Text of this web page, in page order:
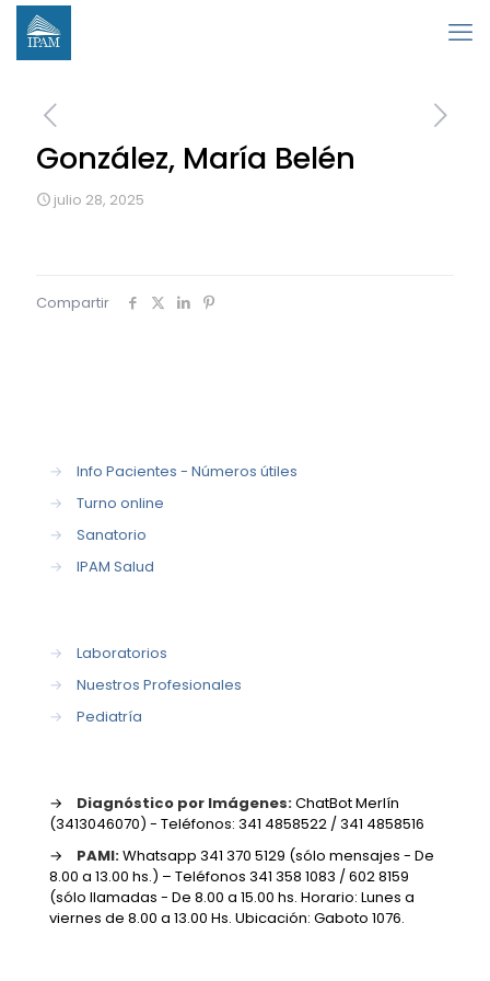
González, María Belén
julio 28, 2025
Compartir
→
Info Pacientes - Números útiles
→
Turno online
→
Sanatorio
→
IPAM Salud
→
Laboratorios
→
Nuestros Profesionales
→
Pediatría
→ Diagnóstico por Imágenes:ChatBot Merlín
(3413046070) - Teléfonos: 341 4858522 / 341 4858516
→
PAMI:Whatsapp 341 370 5129 (sólo mensajes - De
8.00 a 13.00 hs.) – Teléfonos 341 358 1083 / 602 8159
(sólo llamadas - De 8.00 a 15.00 hs. Horario: Lunes a
viernes de 8.00 a 13.00 Hs. Ubicación: Gaboto 1076.